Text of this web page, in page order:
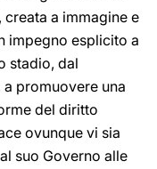
a immagine e
impegno esplicito a
stadio, dal
promuovere una
del diritto
ovunque vi sia
suo Governo alle